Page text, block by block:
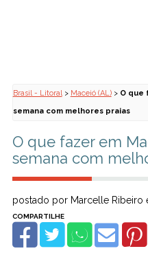
Brasil - Litoral> Maceió (AL)> O que
semana com melhores praias
O que fazer em
semana com
postado por Marcelle